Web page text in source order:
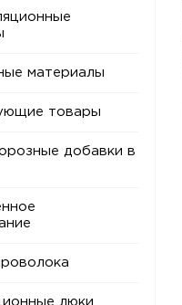
материалы
товары
добавки в
люки